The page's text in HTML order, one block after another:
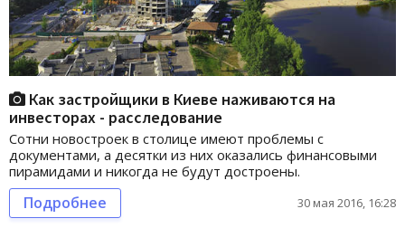
Как застройщики в Киеве наживаются на
инвесторах - расследование
Сотни новостроек в столице имеют проблемы с
документами, а десятки из них оказались финансовыми
пирамидами и никогда не будут достроены.
Подробнее 30 мая 2016, 16:28